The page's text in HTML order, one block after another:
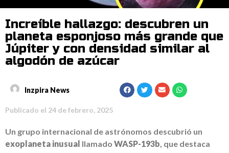
Increíble hallazgo: descubren un
planeta esponjoso más grande que
Júpiter y con densidad similar al
algodón de azúcar
Inzpira News
Publicado el 24 de febrero, 2025
Un grupo internacional de astrónomos descubrió un
exoplaneta inusual llamado WASP-193b, que destaca